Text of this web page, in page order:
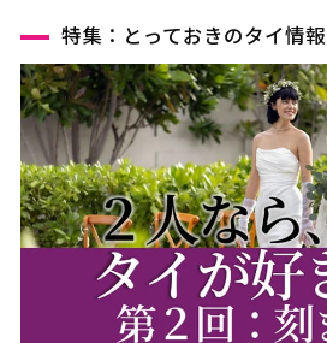
特集：とっておきのタイ情報